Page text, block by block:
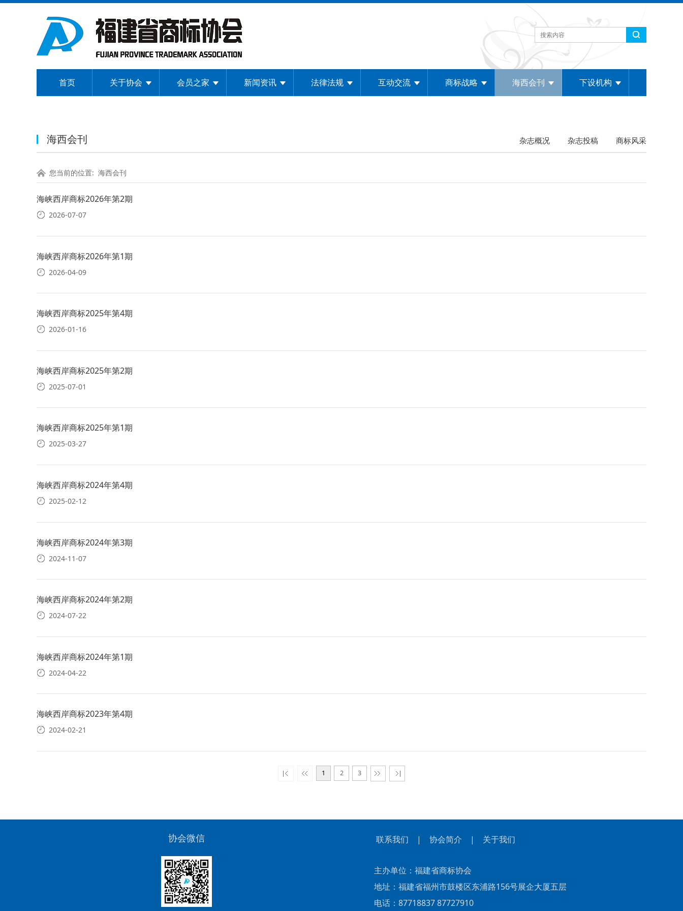
首页 关于协会 会员之家 新闻资讯 法律法规 互动交流 商标战略 海西会刊 下设机构
海西会刊 杂志概况 杂志投稿 商标风采
您当前的位置: 海西会刊
海峡西岸商标2026年第2期
2026-07-07
海峡西岸商标2026年第1期
2026-04-09
海峡西岸商标2025年第4期
2026-01-16
海峡西岸商标2025年第2期
2025-07-01
海峡西岸商标2025年第1期
2025-03-27
海峡西岸商标2024年第4期
2025-02-12
海峡西岸商标2024年第3期
2024-11-07
海峡西岸商标2024年第2期
2024-07-22
海峡西岸商标2024年第1期
2024-04-22
海峡西岸商标2023年第4期
2024-02-21
1 2 3
协会微信 联系我们 | 协会简介 | 关于我们
主办单位：福建省商标协会
地址：福建省福州市鼓楼区东浦路156号展企大厦五层
电话：87718837 87727910